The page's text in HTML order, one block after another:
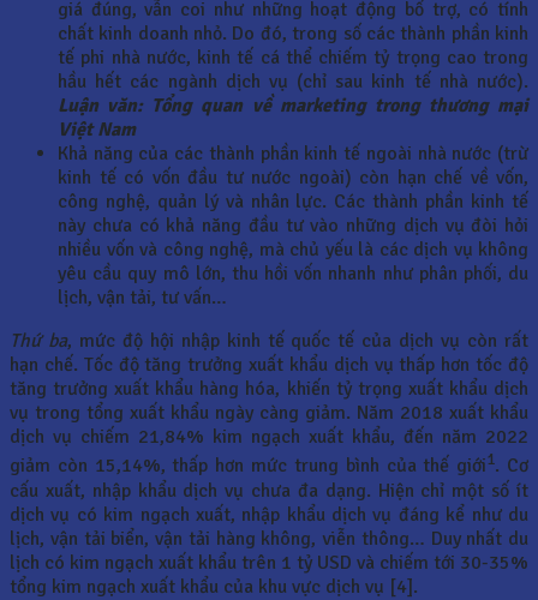
giá đúng, vẫn coi như những hoạt động bổ trợ, có tính
chất kinh doanh nhỏ. Do đó, trong số các thành phần kinh
tế phi nhà nước, kinh tế cá thể chiếm tỷ trọng cao trong
hầu hết các ngành dịch vụ (chỉ sau kinh tế nhà nước).
Luận văn: Tổng quan về marketing trong thương mại
Việt Nam
Khả năng của các thành phần kinh tế ngoài nhà nước (trừ
kinh tế có vốn đầu tư nước ngoài) còn hạn chế về vốn,
công nghệ, quản lý và nhân lực. Các thành phần kinh tế
này chưa có khả năng đầu tư vào những dịch vụ đòi hỏi
nhiều vốn và công nghệ, mà chủ yếu là các dịch vụ không
yêu cầu quy mô lớn, thu hồi vốn nhanh như phân phối, du
lịch, vận tải, tư vấn…
Thứ ba, mức độ hội nhập kinh tế quốc tế của dịch vụ còn rất
hạn chế. Tốc độ tăng trưởng xuất khẩu dịch vụ thấp hơn tốc độ
tăng trưởng xuất khẩu hàng hóa, khiến tỷ trọng xuất khẩu dịch
vụ trong tổng xuất khẩu ngày càng giảm. Năm 2018 xuất khẩu
dịch vụ chiếm 21,84% kim ngạch xuất khẩu, đến năm 2022
giảm còn 15,14%, thấp hơn mức trung bình của thế giới1. Cơ
cấu xuất, nhập khẩu dịch vụ chưa đa dạng. Hiện chỉ một số ít
dịch vụ có kim ngạch xuất, nhập khẩu dịch vụ đáng kể như du
lịch, vận tải biển, vận tải hàng không, viễn thông… Duy nhất du
lịch có kim ngạch xuất khẩu trên 1 tỷ USD và chiếm tới 30-35%
tổng kim ngạch xuất khẩu của khu vực dịch vụ [4].